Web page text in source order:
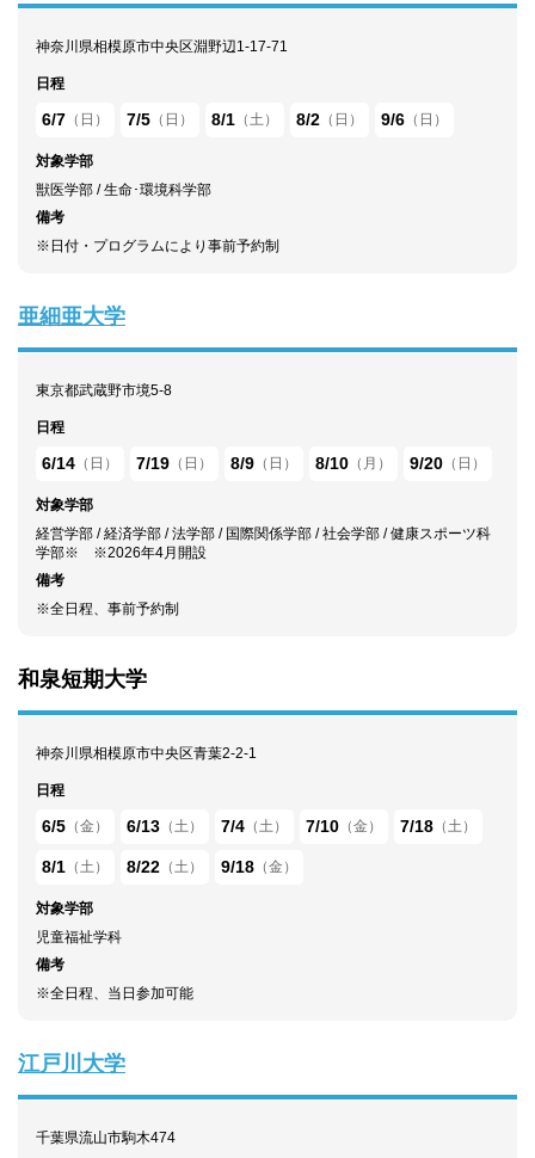
神奈川県相模原市中央区淵野辺1-17-71
日程
6/7 （日） 7/5 （日） 8/1 （土） 8/2 （日） 9/6 （日）
対象学部
獣医学部 / 生命･環境科学部
備考
※日付・プログラムにより事前予約制
亜細亜大学
東京都武蔵野市境5-8
日程
6/14 （日） 7/19 （日） 8/9 （日） 8/10 （月） 9/20 （日）
対象学部
経営学部 / 経済学部 / 法学部 / 国際関係学部 / 社会学部 / 健康スポーツ科
学部※ ※2026年4月開設
備考
※全日程、事前予約制
和泉短期大学
神奈川県相模原市中央区青葉2-2-1
日程
6/5 （金） 6/13 （土） 7/4 （土） 7/10 （金） 7/18 （土）
8/1 （土） 8/22 （土） 9/18 （金）
対象学部
児童福祉学科
備考
※全日程、当日参加可能
江戸川大学
千葉県流山市駒木474